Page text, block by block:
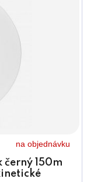
na objednávku
černý 150m